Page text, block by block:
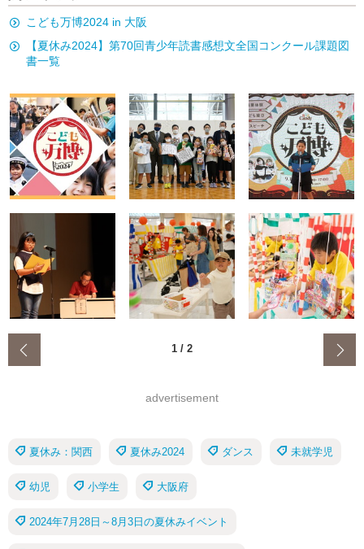
こども万博2024 in 大阪
【夏休み2024】第70回青少年読書感想文全国コンクール課題図
書一覧
1 / 2
advertisement
夏休み：関西 夏休み2024 ダンス 未就学児
幼児 小学生 大阪府
2024年7月28日～8月3日の夏休みイベント